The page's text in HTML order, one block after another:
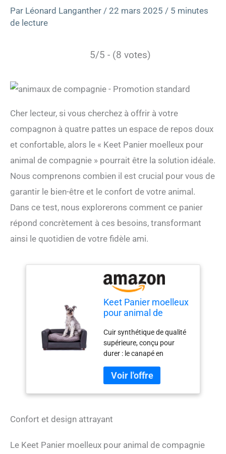
Par Léonard Langanther / 22 mars 2025 / 5 minutes
de lecture
5/5 - (8 votes)
Cher lecteur, si vous cherchez à offrir à votre
compagnon à quatre pattes un espace de repos doux
et confortable, alors le « Keet Panier moelleux pour
animal de compagnie » pourrait être la solution idéale.
Nous comprenons combien il est crucial pour vous de
garantir le bien-être et le confort de votre animal.
Dans ce test, nous explorerons comment ce panier
répond concrètement à ces besoins, transformant
ainsi le quotidien de votre fidèle ami.
Keet Panier moelleux
pour animal de
Cuir synthétique de qualité
supérieure, conçu pour
durer : le canapé en
fabriqué en cuir synthétique
de qualité supérieure
renforcé avec un tissu en
durabilité. Notre canapé-lit
nettoyage est un jeu
Confort et design attrayant
Le Keet Panier moelleux pour animal de compagnie